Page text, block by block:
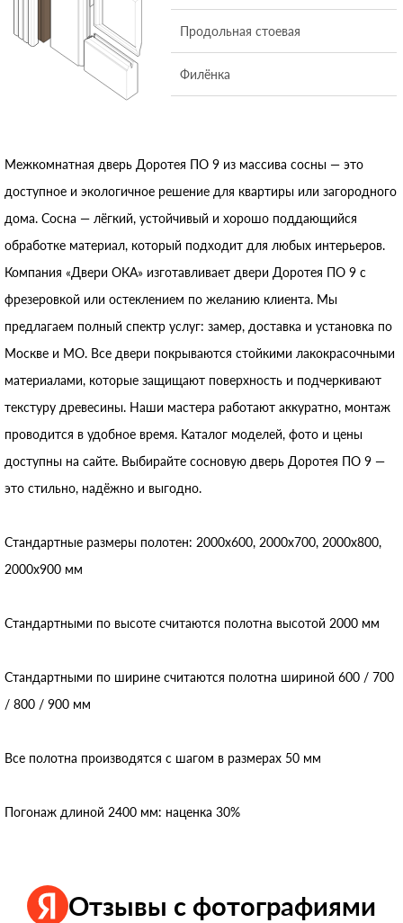
Продольная стоевая
Филёнка
Межкомнатная дверь Доротея ПО 9 из массива сосны — это
доступное и экологичное решение для квартиры или загородного
дома. Сосна — лёгкий, устойчивый и хорошо поддающийся
обработке материал, который подходит для любых интерьеров.
Компания «Двери ОКА» изготавливает двери Доротея ПО 9 с
фрезеровкой или остеклением по желанию клиента. Мы
предлагаем полный спектр услуг: замер, доставка и установка по
Москве и МО. Все двери покрываются стойкими лакокрасочными
материалами, которые защищают поверхность и подчеркивают
текстуру древесины. Наши мастера работают аккуратно, монтаж
проводится в удобное время. Каталог моделей, фото и цены
доступны на сайте. Выбирайте сосновую дверь Доротея ПО 9 —
это стильно, надёжно и выгодно.
Стандартные размеры полотен: 2000x600, 2000x700, 2000x800,
2000x900 мм
Стандартными по высоте считаются полотна высотой 2000 мм
Стандартными по ширине считаются полотна шириной 600 / 700
/ 800 / 900 мм
Все полотна производятся с шагом в размерах 50 мм
Погонаж длиной 2400 мм: наценка 30%
Отзывы с фотографиями